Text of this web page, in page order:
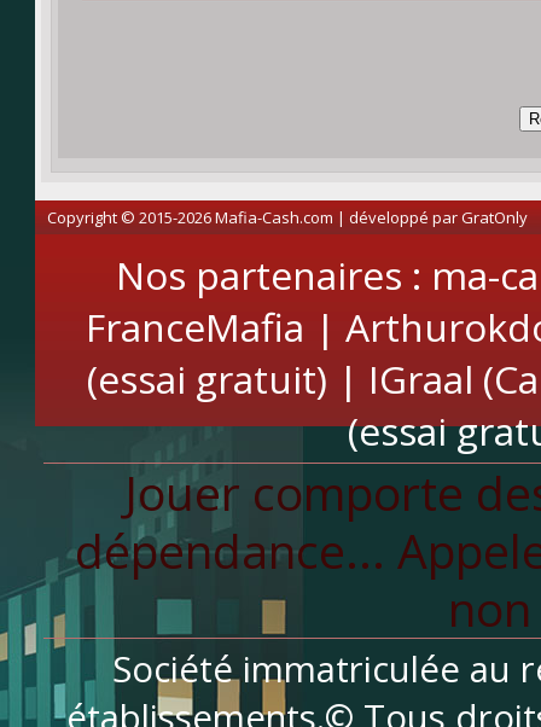
Copyright © 2015-2026 Mafia-Cash.com | développé parGratOnly
Nos partenaires : ma-
FranceMafia |
(essai gratuit) | IGraal
(essai
Jouer comporte
dépendance...
Société immatriculée au
établissements.© Tous